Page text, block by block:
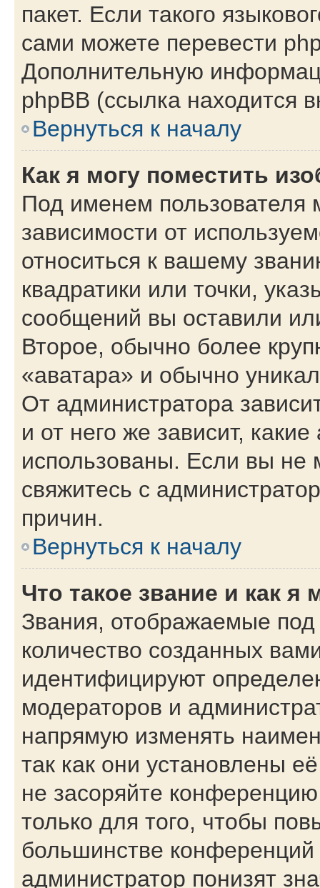
пакет. Если такого
сами можете перевести
Дополнительную
phpBB (ссылка находится
Вернуться к началу
Как я могу поместить
Под именем пользователя
зависимости от
относиться к вашему
квадратики или точки,
сообщений вы оставили
Второе, обычно более
«аватара» и обычно
От администратора
и от него же зависит,
использованы. Если вы не
свяжитесь с
причин.
Вернуться к началу
Что такое звание и как я
Звания, отображаемые
количество созданных
идентифицируют
модераторов и
напрямую изменять
так как они установлены
не засоряйте
только для того, чтобы
большинстве
администратор понизят